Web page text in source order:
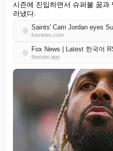
시즌에 진입하면서 슈퍼볼 꿈과
러냈다.
foxnews.com
Fox News | Latest 한국어
thenote.app